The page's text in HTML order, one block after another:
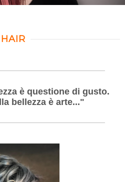
HAIR
è questione di gusto.
bellezza è arte..."